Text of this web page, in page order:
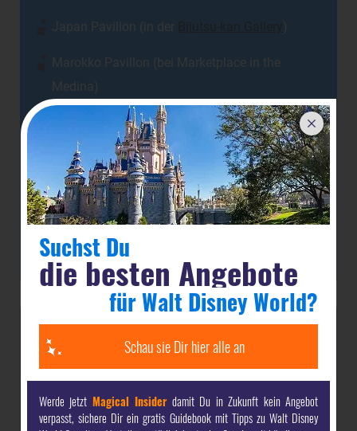
Japan Pavillon (in der )
Marokko Pavillon (bei Marketplace in the
Medina)
Frankreich Pavillon (bei Souvenirs de France)
Pavillon des Vereinigten Königreichs (bei The
Toy Soldier)
Kanada Pavillon (am Ausgang von Canada Far
and Wide in Circle-Vision 360)
Jetzt dein-dlrp
Magical Insider
werden & Vorteile sichern
Suchst Du
die besten Angebote
für Walt Disney World?
Schau sie Dir hier alle an
Werde jetzt Magical Insider damit Du in Zukunft kein Angebot
verpasst, sichere Dir ein gratis Guidebook mit Tipps zu Walt Disney